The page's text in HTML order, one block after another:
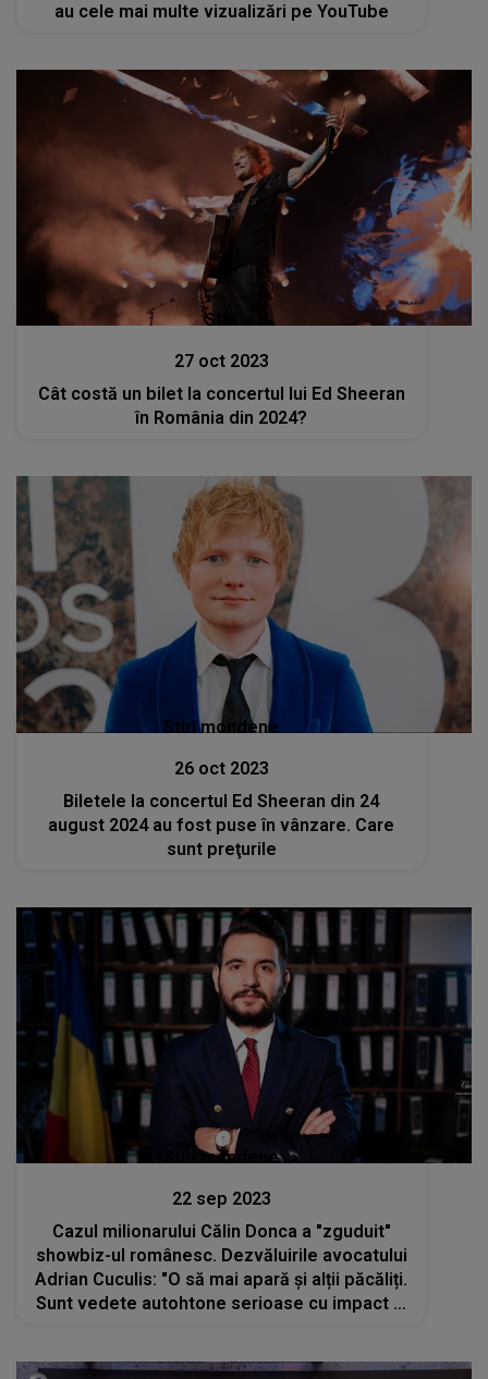
au cele mai multe vizualizări pe YouTube
Stiri
27 oct 2023
Cât costă un bilet la concertul lui Ed Sheeran
în România din 2024?
Stiri mondene
26 oct 2023
Biletele la concertul Ed Sheeran din 24
august 2024 au fost puse în vânzare. Care
sunt preţurile
Stiri mondene
22 sep 2023
Cazul milionarului Călin Donca a "zguduit"
showbiz-ul românesc. Dezvăluirile avocatului
Adrian Cuculis: "O să mai apară și alții păcăliți.
Sunt vedete autohtone serioase cu impact la